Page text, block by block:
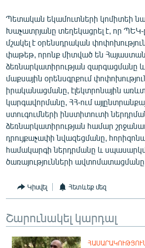
Պետական եկամուտների կոմիտեի
Խաչատրյանը տեղեկացրել է, որ ՊԵԿ-
մշակել է օրենսդրական
փաթեթ, որոնք միտված են
ձեռնարկատիրության զարգացմանը և
մաքսային օրենսգրքում
իրականացմանը, էլեկտրոնային
կարգավորմանը, ՀՀ-ում
ստուգումների ինստիտուտի
ձեռնարկատիրության համար
դրույքաչափի նվազեցմանը,
համակարգի ներդրմանը և
ծառայությունների
Կիսվել Հետևեք մեզ
Շարունակել կարդալ